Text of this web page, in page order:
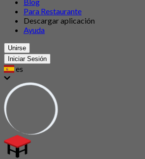
Para Restaurante
Descargar aplicación
Ayuda
Unirse
Iniciar Sesión
es